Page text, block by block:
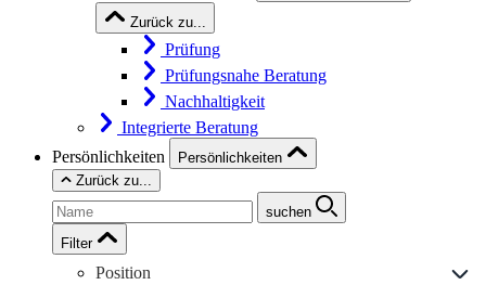
Zurück zu...
Prüfung
Prüfungsnahe Beratung
Nachhaltigkeit
Integrierte Beratung
Persönlichkeiten
Persönlichkeiten
Zurück zu...
suchen
Filter
Position